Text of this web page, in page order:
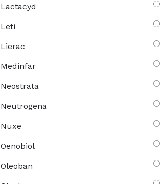
Lactacyd
Leti
Lierac
Medinfar
Neostrata
Neutrogena
Nuxe
Oenobiol
Oleoban